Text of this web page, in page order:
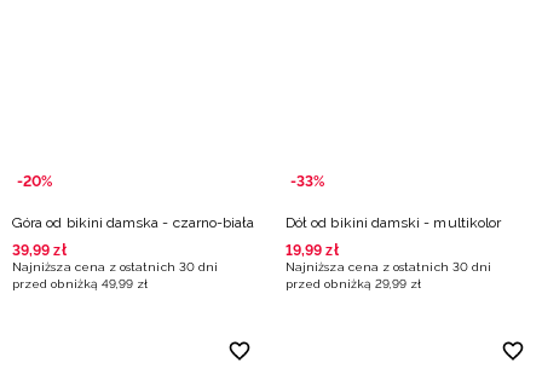
-20%
Góra od bikini damska - czarno-biała
39,99 zł
Najniższa cena z ostatnich 30 dni
przed obniżką 49,99 zł
-33%
Dół od bikini damski - multikolor
19,99 zł
Najniższa cena z ostatnich 30 dni
przed obniżką 29,99 zł